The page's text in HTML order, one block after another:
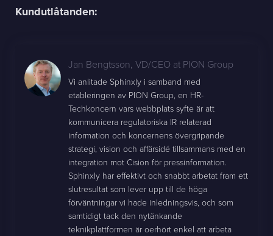
Kundutlåtanden:
Jan Bengtsson, VD/CEO at PION Group
Vi anlitade Sphinxly i samband med
etableringen av PION Group, en HR-
Techkoncern vars webbplats syfte är att
kommunicera regulatoriska IR relaterad
information och koncernens övergripande
strategi, vision och affärsidé tillsammans med en
integration mot Cision för pressinformation.
Sphinxly har effektivt och snabbt arbetat fram ett
slutresultat som lever upp till de höga
förväntningar vi hade inledningsvis, och som
samtidigt tack den nytänkande
teknikplattformen är oerhört enkel att arbeta